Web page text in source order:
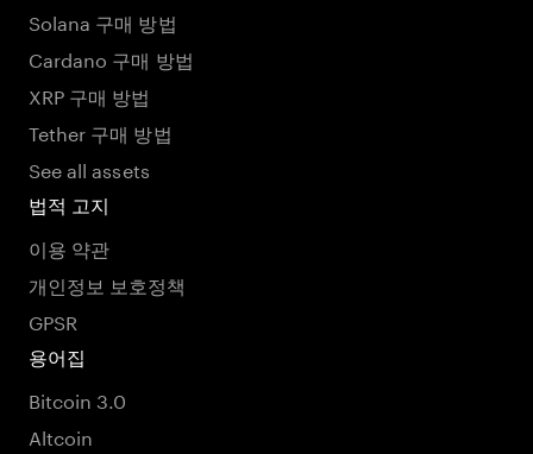
Solana 구매 방법
Cardano 구매 방법
XRP 구매 방법
Tether 구매 방법
See all assets
법적 고지
이용 약관
개인정보 보호정책
GPSR
용어집
Bitcoin 3.0
Altcoin